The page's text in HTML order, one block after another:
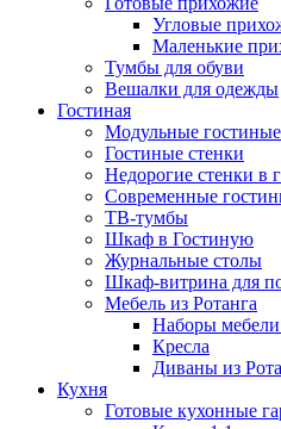
Угловые
Маленькие
Тумбы для обуви
Вешалки для одежды
Гостиная
Модульные гостиные
Гостиные стенки
Недорогие стенки в
Современные
ТВ-тумбы
Шкаф в Гостиную
Журнальные столы
Шкаф-витрина для
Мебель из Ротанга
Наборы мебели
Кресла
Диваны из
Кухня
Готовые кухонные